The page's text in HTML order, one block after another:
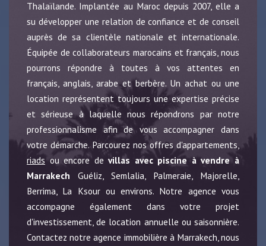
Thalaïlande. Implantée au Maroc depuis 2007, elle a
su développer une relation de confiance et de conseil
auprès de sa clientèle nationale et internationale.
Équipée de collaborateurs marocains et français, nous
pourrons répondre à toutes à vos attentes en
français, anglais, arabe et berbère. Un achat ou une
location représentent toujours une expertise précise
et sérieuse à laquelle nous répondrons par notre
professionnalisme afin de vous accompagner dans
votre démarche. Parcourez nos offres d'appartements,
riads ou encore devillas avec piscine à vendre à
Marrakech Guéliz, Semlalia, Palmeraie, Majorelle,
Berrima, La Ksour ou environs. Notre agence vous
accompagne également dans votre projet
d'investissement, de location annuelle ou saisonnière.
Contactez notre agence immobilière à Marrakech, nous